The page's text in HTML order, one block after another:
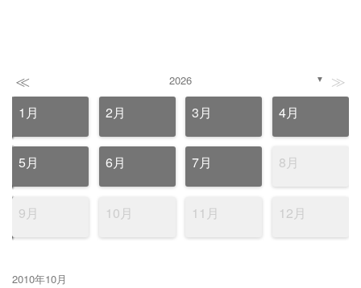
≪ 2026 ▼ ≫
1月 2月 3月 4月
5月 6月 7月 8月
9月 10月 11月 12月
2010年10月